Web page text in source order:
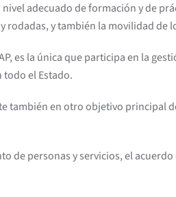
nivel adecuado de formación y de
rodadas, y también la movilidad de
es la única que participa en la
el Estado.
también en otro objetivo principal
de personas y servicios, el